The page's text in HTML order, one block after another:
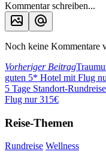
Kommentar schreiben...
Noch keine Kommentare
Vorheriger Beitrag
guten 5* Hotel mit Flug
5 Tage Standort-
Flug nur 315€
Reise-Themen
Rundreise Wellness